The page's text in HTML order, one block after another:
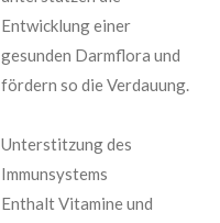
Entwicklung einer
gesunden Darmflora und
fördern so die Verdauung.
Unterstitzung des
Immunsystems
Enthalt Vitamine und